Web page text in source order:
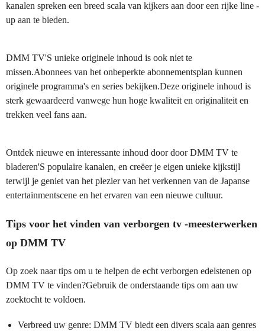
kanalen spreken een breed scala van kijkers aan door een rijke line -
up aan te bieden.
DMM TV'S unieke originele inhoud is ook niet te
missen.Abonnees van het onbeperkte abonnementsplan kunnen
originele programma's en series bekijken.Deze originele inhoud is
sterk gewaardeerd vanwege hun hoge kwaliteit en originaliteit en
trekken veel fans aan.
Ontdek nieuwe en interessante inhoud door door DMM TV te
bladeren'S populaire kanalen, en creëer je eigen unieke kijkstijl
terwijl je geniet van het plezier van het verkennen van de Japanse
entertainmentscene en het ervaren van een nieuwe cultuur.
Tips voor het vinden van verborgen tv -meesterwerken
op DMM TV
Op zoek naar tips om u te helpen de echt verborgen edelstenen op
DMM TV te vinden?Gebruik de onderstaande tips om aan uw
zoektocht te voldoen.
Verbreed uw genre: DMM TV biedt een divers scala aan genres